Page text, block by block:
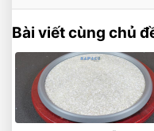
Bài viết cùng chủ